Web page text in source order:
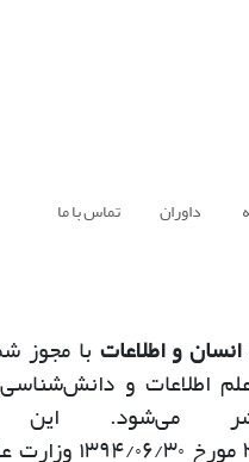
داوران تماس با ما
و اطلاعات با مجوز
اطلاعات و
منتشر می‌شود.
مورخ ۱۳۹۴/۰۶/۳۰وزارت